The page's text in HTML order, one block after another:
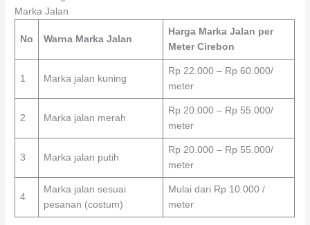
Marka Jalan
No Warna Marka Jalan
Harga Marka Jalan per
Meter Cirebon
1 Marka jalan kuning
Rp 22.000 – Rp 60.000/
meter
2 Marka jalan merah
Rp 20.000 – Rp 55.000/
meter
3 Marka jalan putih
Rp 20.000 – Rp 55.000/
meter
4
Marka jalan sesuai
pesanan (costum)
Mulai dari Rp 10.000 /
meter